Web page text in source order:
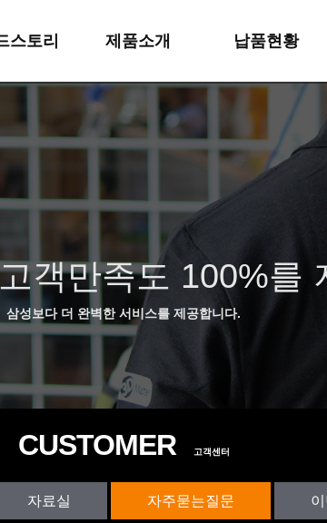
스토리
드특징
는길
제품소개
1 워킹레일
2 워킹슬링
5 뉴튼박스
6 기타제품
납품현황
주간보호&요양원
워킹레일
뉴튼슬링
뉴튼박스
객만족도 100%를
삼성보다 더 완벽한 서비스를 제공합니다.
CUSTOMER 고객센터
자료실 자주묻는질문